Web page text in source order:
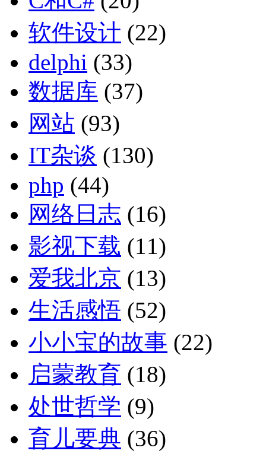
软件设计 (22)
delphi (33)
数据库 (37)
网站 (93)
IT杂谈 (130)
php (44)
网络日志 (16)
影视下载 (11)
爱我北京 (13)
生活感悟 (52)
小小宝的故事 (22)
启蒙教育 (18)
处世哲学 (9)
育儿要典 (36)